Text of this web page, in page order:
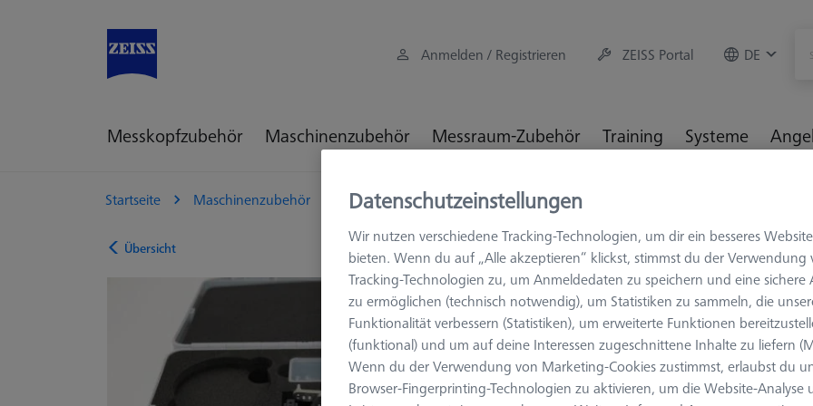
Anmelden / Registrieren ZEISS Portal DE
Messkopfzubehör Maschinenzubehör Messraum-Zubehör Training Systeme
Startseite Maschinenzubehör KMG Zubehör Aufspannmittel Omnifix
Übersicht
GREIFER SETS
Omnifix
50, 13-
626170-0011-128
Datenschutzeinstellungen
Wir nutzen verschiedene Tracking-Technologien, um dir ein besseres
bieten. Wenn du auf „Alle akzeptieren“ klickst, stimmst du der Verwendung
Tracking-Technologien zu, um Anmeldedaten zu speichern und eine sichere
zu ermöglichen (technisch notwendig), um Statistiken zu sammeln, die
Funktionalität verbessern (Statistiken), um erweiterte Funktionen
(funktional) und um auf deine Interessen zugeschnittene Inhalte zu liefern
Wenn du der Verwendung von Marketing-Cookies zustimmst, erlaubst du
Browser-Fingerprinting-Technologien zu aktivieren, um die Website-Analyse